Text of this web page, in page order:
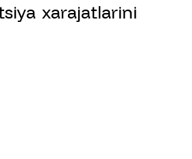
xarajatlarini